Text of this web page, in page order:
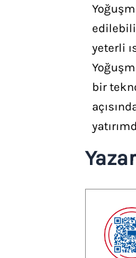
yeterli
bir
Yazar